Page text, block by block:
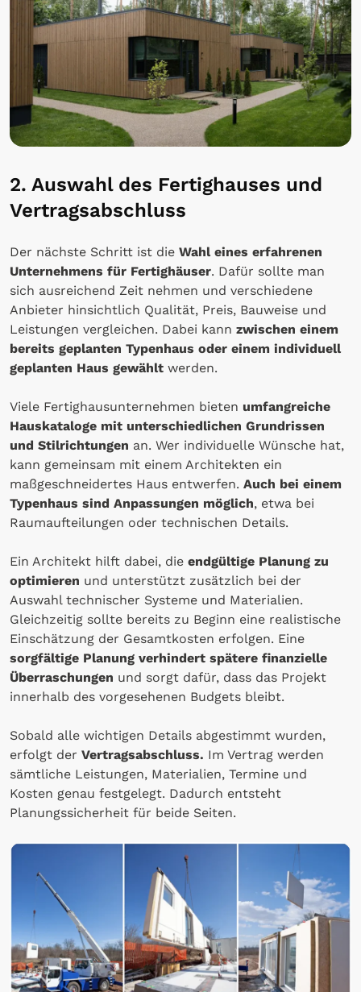
2. Auswahl des Fertighauses und
Vertragsabschluss
Der nächste Schritt ist die Wahl eines erfahrenen
Unternehmens für Fertighäuser. Dafür sollte man
sich ausreichend Zeit nehmen und verschiedene
Anbieter hinsichtlich Qualität, Preis, Bauweise und
Leistungen vergleichen. Dabei kann zwischen einem
bereits geplanten Typenhaus oder einem individuell
geplanten Haus gewählt werden.
Viele Fertighausunternehmen bieten umfangreiche
Hauskataloge mit unterschiedlichen Grundrissen
und Stilrichtungen an. Wer individuelle Wünsche hat,
kann gemeinsam mit einem Architekten ein
maßgeschneidertes Haus entwerfen. Auch bei einem
Typenhaus sind Anpassungen möglich, etwa bei
Raumaufteilungen oder technischen Details.
Ein Architekt hilft dabei, die endgültige Planung zu
optimieren und unterstützt zusätzlich bei der
Auswahl technischer Systeme und Materialien.
Gleichzeitig sollte bereits zu Beginn eine realistische
Einschätzung der Gesamtkosten erfolgen. Eine
sorgfältige Planung verhindert spätere finanzielle
Überraschungen und sorgt dafür, dass das Projekt
innerhalb des vorgesehenen Budgets bleibt.
Sobald alle wichtigen Details abgestimmt wurden,
erfolgt der Vertragsabschluss. Im Vertrag werden
sämtliche Leistungen, Materialien, Termine und
Kosten genau festgelegt. Dadurch entsteht
Planungssicherheit für beide Seiten.